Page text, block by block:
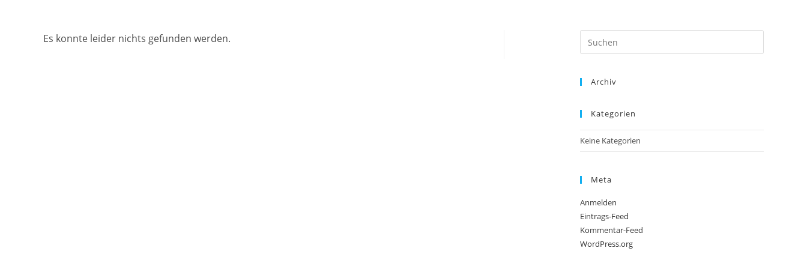
Es konnte leider nichts gefunden werden.
Archiv
Kategorien
Keine Kategorien
Meta
Anmelden
Eintrags-Feed
Kommentar-Feed
WordPress.org